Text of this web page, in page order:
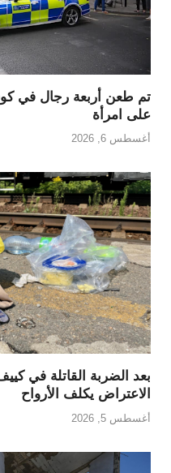
تم طعن أربعة رجال في
على امرأة
أغسطس 6, 2026
بعد الضربة القاتلة في
الاعتراض يكلف الأرواح
أغسطس 5, 2026